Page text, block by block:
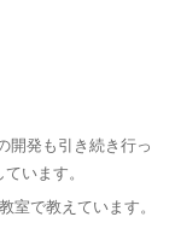
開発も引き続き行っ
います。
室で教えています。